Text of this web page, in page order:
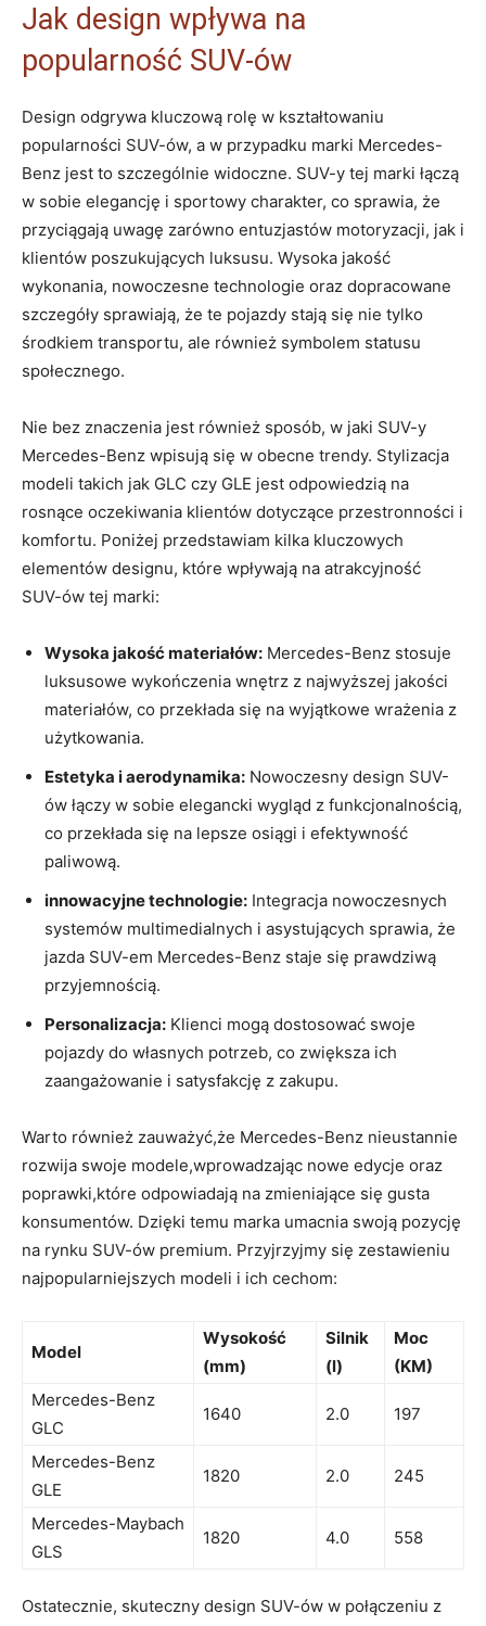
Jak design wpływa na
popularność SUV-ów
Design odgrywa kluczową rolę w kształtowaniu
popularności SUV-ów, a w przypadku marki Mercedes-
Benz jest to szczególnie widoczne. SUV-y tej marki łączą
w sobie elegancję i sportowy charakter, co sprawia, że
przyciągają uwagę zarówno entuzjastów motoryzacji, jak i
klientów poszukujących luksusu. Wysoka jakość
wykonania, nowoczesne technologie oraz dopracowane
szczegóły sprawiają, że te pojazdy stają się nie tylko
środkiem transportu, ale również symbolem statusu
społecznego.
Nie bez znaczenia jest również sposób, w jaki SUV-y
Mercedes-Benz wpisują się w obecne trendy. Stylizacja
modeli takich jak GLC czy GLE jest odpowiedzią na
rosnące oczekiwania klientów dotyczące przestronności i
komfortu. Poniżej przedstawiam kilka kluczowych
elementów designu, które wpływają na atrakcyjność
SUV-ów tej marki:
Wysoka jakość materiałów: Mercedes-Benz stosuje
luksusowe wykończenia wnętrz z najwyższej jakości
materiałów, co przekłada się na wyjątkowe wrażenia z
użytkowania.
Estetyka i aerodynamika: Nowoczesny design SUV-
ów łączy w sobie elegancki wygląd z funkcjonalnością,
co przekłada się na lepsze osiągi i efektywność
paliwową.
innowacyjne technologie: Integracja nowoczesnych
systemów multimedialnych i asystujących sprawia, że
jazda SUV-em Mercedes-Benz staje się prawdziwą
przyjemnością.
Personalizacja: Klienci mogą dostosować swoje
pojazdy do własnych potrzeb, co zwiększa ich
zaangażowanie i satysfakcję z zakupu.
Warto również zauważyć,że Mercedes-Benz nieustannie
rozwija swoje modele,wprowadzając nowe edycje oraz
poprawki,które odpowiadają na zmieniające się gusta
konsumentów. Dzięki temu marka umacnia swoją pozycję
na rynku SUV-ów premium. Przyjrzyjmy się zestawieniu
najpopularniejszych modeli i ich cechom:
Model
Wysokość
(mm)
Silnik
(l)
Moc
(KM)
Mercedes-Benz
GLC
1640 2.0 197
Mercedes-Benz
GLE
1820 2.0 245
Mercedes-Maybach
GLS
1820 4.0 558
Ostatecznie, skuteczny design SUV-ów w połączeniu z